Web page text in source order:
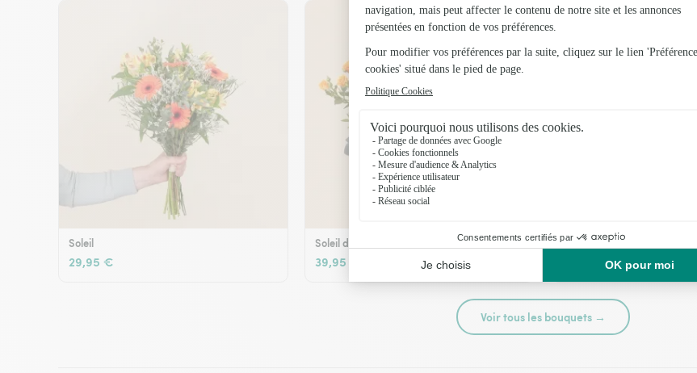
Soleil
29,95 €
Soleil d'été
39,95 €
Tutti frutti
44,95 €
Voir tous les bouquets →